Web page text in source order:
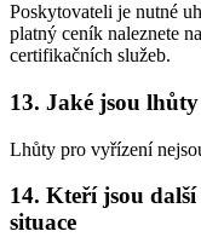
Poskytovateli je nutné
platný ceník naleznete
certifikačních služeb.
13. Jaké jsou
Lhůty pro vyřízení
14. Kteří jsou
situace